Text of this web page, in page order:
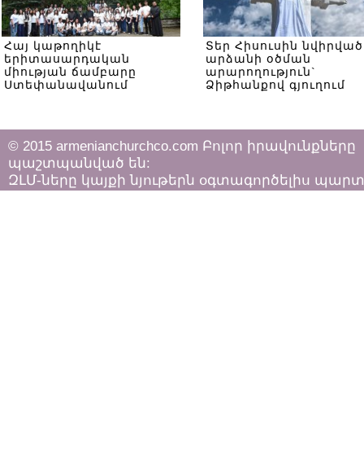
Հայ կաթողիկէ
երիտասարդական
միության ճամբարը
Ստեփանավանում
Տեր Հիսուսին նվիրված
արձանի օծման
արարողություն`
Ձիթհանքով գյուղում
© 2015 armenianchurchco.com Բոլոր իրավունքները
պաշտպանված են:
ԶԼՄ-ները կայքի նյութերն օգտագործելիս